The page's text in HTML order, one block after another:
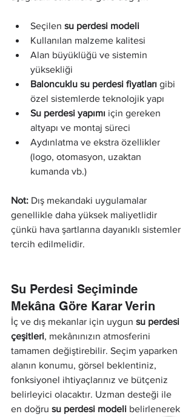
Seçilen su perdesi modeli
Kullanılan malzeme kalitesi
Alan büyüklüğü ve sistemin
yüksekliği
Baloncuklu su perdesi fiyatları gibi
özel sistemlerde teknolojik yapı
Su perdesi yapımı için gereken
altyapı ve montaj süreci
Aydınlatma ve ekstra özellikler
(logo, otomasyon, uzaktan
kumanda vb.)
Not: Dış mekandaki uygulamalar
genellikle daha yüksek maliyetlidir
çünkü hava şartlarına dayanıklı sistemler
tercih edilmelidir.
Su Perdesi Seçiminde
Mekâna Göre Karar Verin
İç ve dış mekanlar için uygun su perdesi
çeşitleri, mekânınızın atmosferini
tamamen değiştirebilir. Seçim yaparken
alanın konumu, görsel beklentiniz,
fonksiyonel ihtiyaçlarınız ve bütçeniz
belirleyici olacaktır. Uzman desteği ile
en doğru su perdesi modeli belirlenerek